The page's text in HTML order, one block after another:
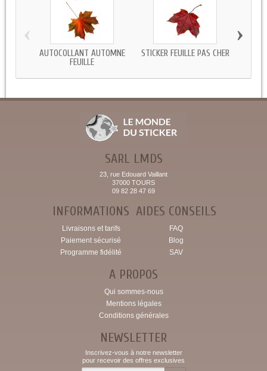
AUTOCOLLANT AUTOMNE
FEUILLE
STICKER FEUILLE PAS CHER
‹ ›
SARL LMDS
23, rue Edouard Vaillant
37000 TOURS
09 82 28 47 69
INFORMATIONS
Livraisons et tarifs
Paiement sécurisé
Programme fidélité
AIDES CONSEILS
FAQ
Blog
SAV
A PROPOS
Qui sommes-nous
Mentions légales
Conditions générales
NEWSLETTER
Inscrivez-vous à notre newsletter
pour recevoir des offres exclusives